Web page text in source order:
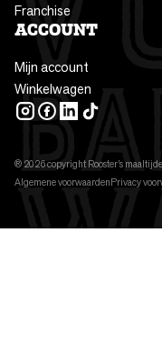
Franchise
ACCOUNT
Mijn account
Winkelwagen
INSTAGRAM
FACEBOOK
LINKEDIN
TIKTOK
® 2026 copyright Rooster’s
Algemene voorwaardenPrivacy